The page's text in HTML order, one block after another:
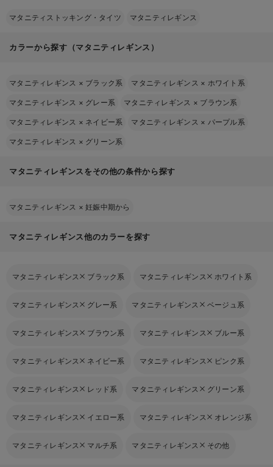
マタニティストッキング・タイツ マタニティレギンス
カラーから探す（マタニティレギンス）
マタニティレギンス × ブラック系 マタニティレギンス × ホワイト系
マタニティレギンス × グレー系 マタニティレギンス × ブラウン系
マタニティレギンス × ネイビー系 マタニティレギンス × パープル系
マタニティレギンス × グリーン系
マタニティレギンスをその他の条件から探す
マタニティレギンス ×妊娠中期から
マタニティレギンス他のカラーを探す
マタニティレギンス ブラック系 マタニティレギンス ホワイト系
マタニティレギンス グレー系 マタニティレギンス ベージュ系
マタニティレギンス ブラウン系 マタニティレギンス ブルー系
マタニティレギンス ネイビー系 マタニティレギンス ピンク系
マタニティレギンス レッド系 マタニティレギンス グリーン系
マタニティレギンス イエロー系 マタニティレギンス オレンジ系
マタニティレギンス マルチ系 マタニティレギンス その他